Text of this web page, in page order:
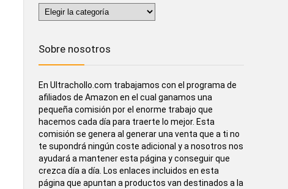
Categorias
Sobre nosotros
En Ultrachollo.com trabajamos con el programa de
afiliados de Amazon en el cual ganamos una
pequeña comisión por el enorme trabajo que
hacemos cada día para traerte lo mejor. Esta
comisión se genera al generar una venta que a ti no
te supondrá ningún coste adicional y a nosotros nos
ayudará a mantener esta página y conseguir que
crezca día a día. Los enlaces incluidos en esta
página que apuntan a productos van destinados a la